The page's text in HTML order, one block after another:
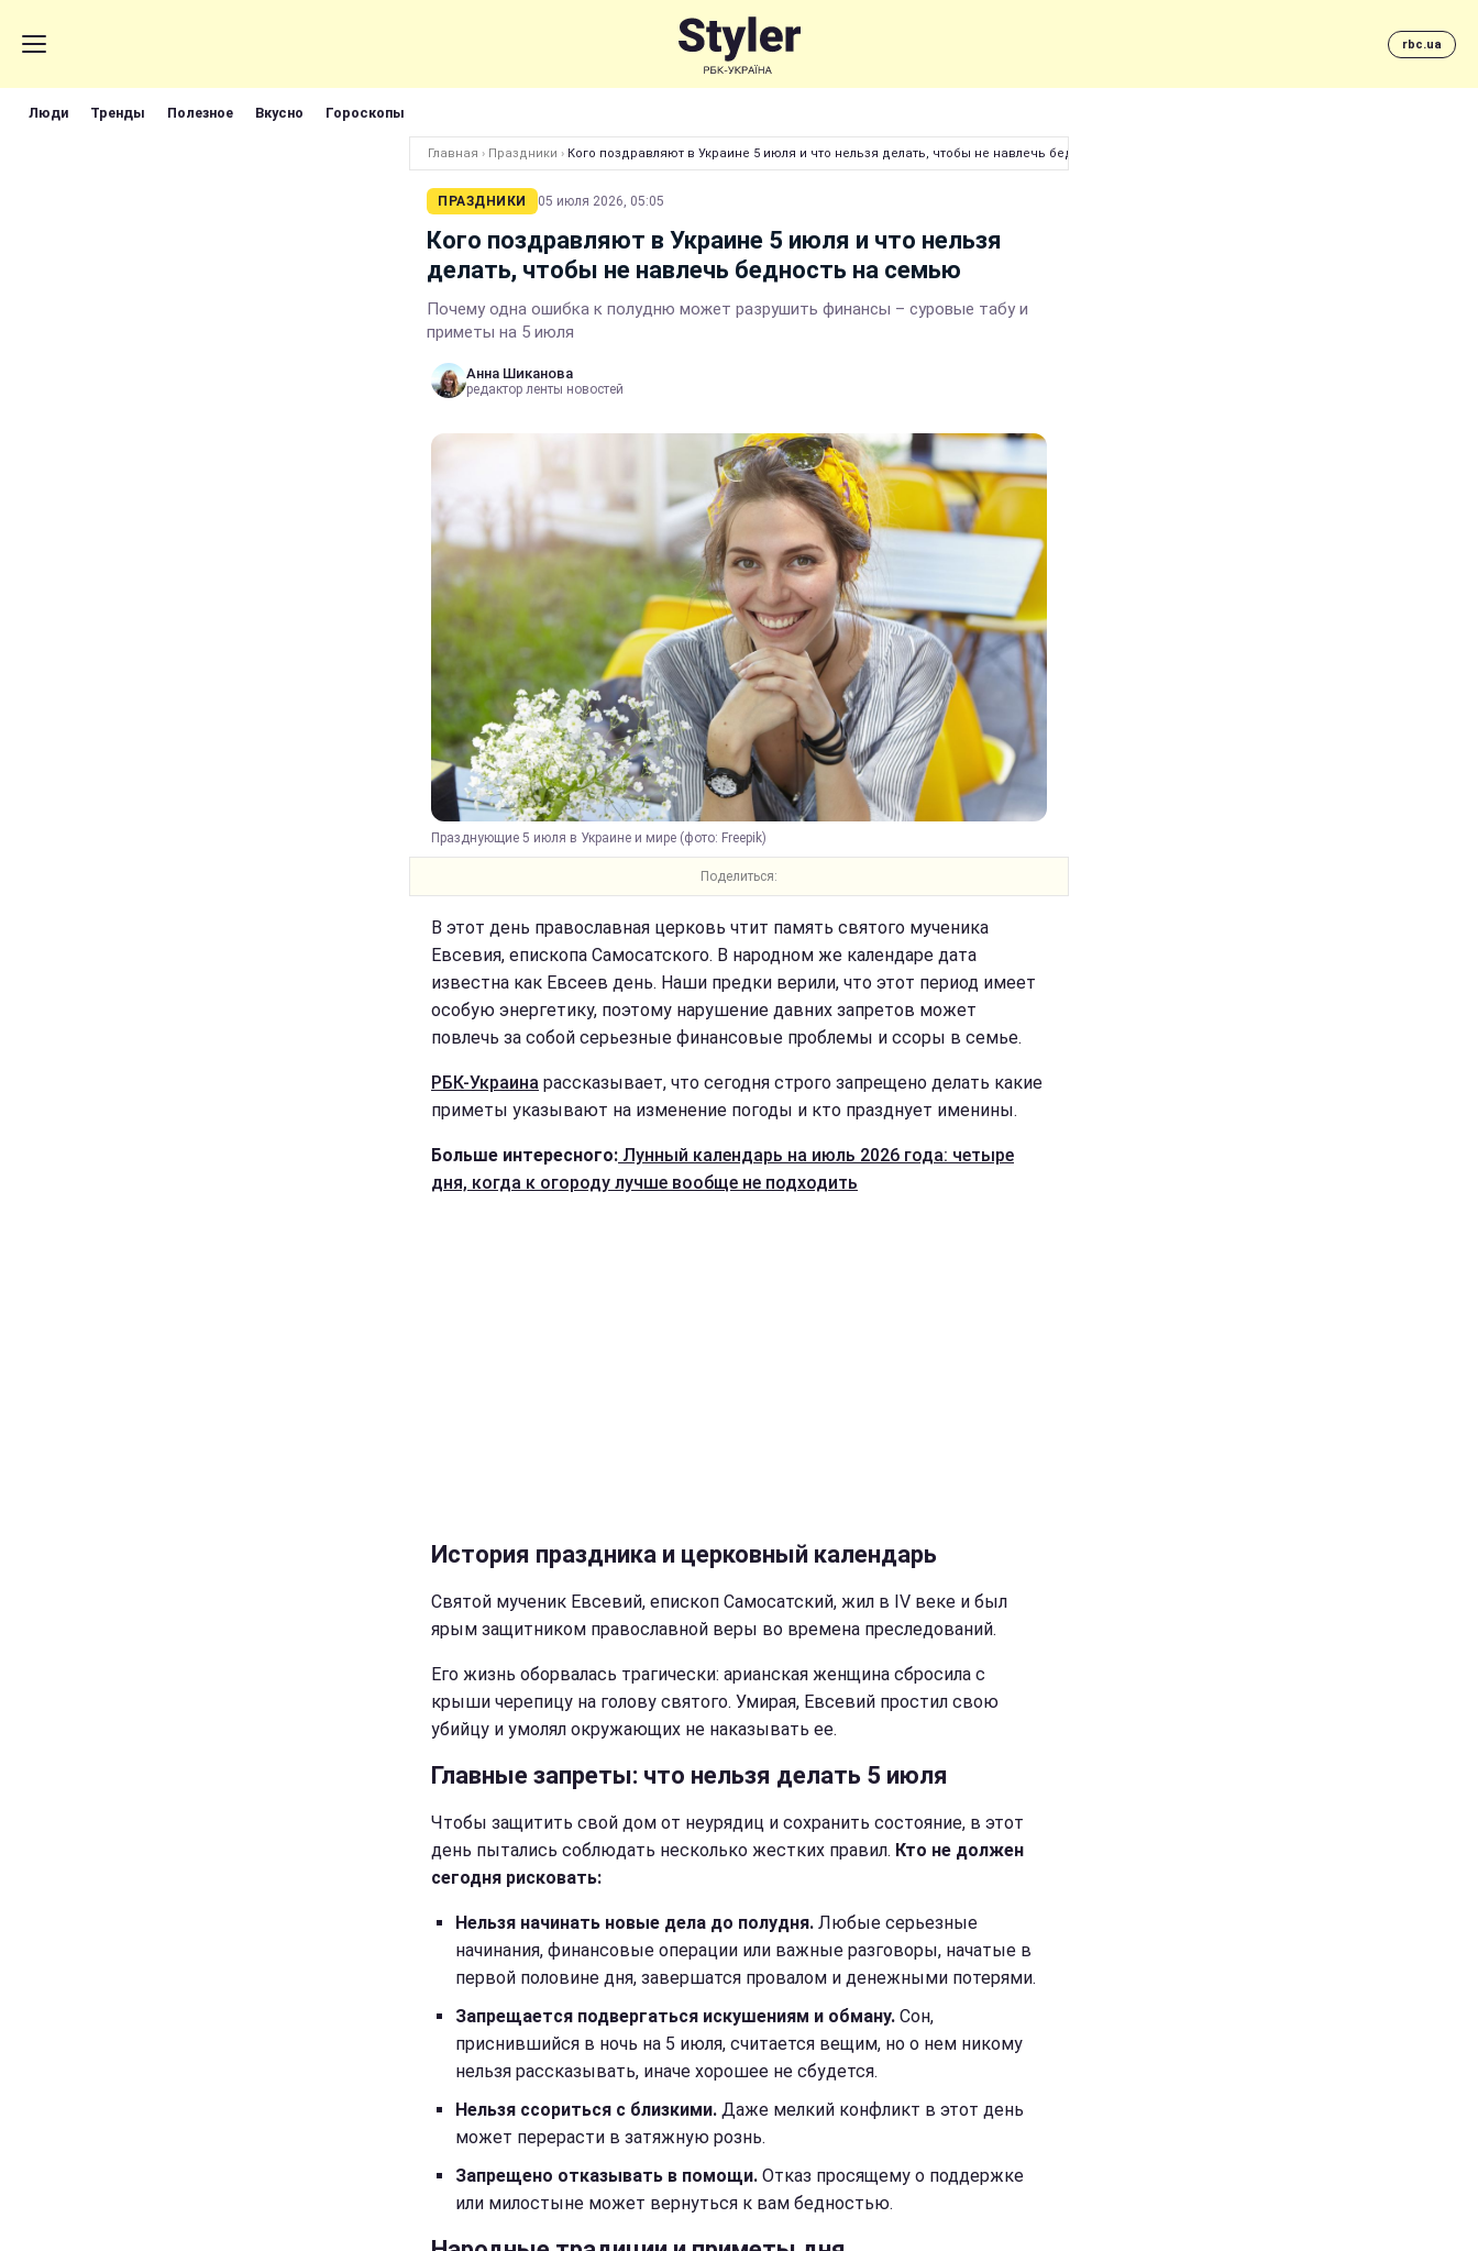
rbc.ua
Люди Тренды Полезное Вкусно Гороскопы
Главная › Праздники › Кого поздравляют в Украине 5 июля и что нельзя делать, чтобы не навлечь бедность на семью
ПРАЗДНИКИ 05 июля 2026, 05:05
Кого поздравляют в Украине 5 июля и что нельзя
делать, чтобы не навлечь бедность на семью
Почему одна ошибка к полудню может разрушить финансы – суровые табу и
приметы на 5 июля
Анна Шиканова
редактор ленты новостей
Празднующие 5 июля в Украине и мире (фото: Freepik)
Поделиться:
В этот день православная церковь чтит память святого мученика
Евсевия, епископа Самосатского. В народном же календаре дата
известна как Евсеев день. Наши предки верили, что этот период имеет
особую энергетику, поэтому нарушение давних запретов может
повлечь за собой серьезные финансовые проблемы и ссоры в семье.
РБК-Украина рассказывает, что сегодня строго запрещено делать какие
приметы указывают на изменение погоды и кто празднует именины.
Больше интересного: Лунный календарь на июль 2026 года: четыре
дня, когда к огороду лучше вообще не подходить
История праздника и церковный календарь
Святой мученик Евсевий, епископ Самосатский, жил в IV веке и был
ярым защитником православной веры во времена преследований.
Его жизнь оборвалась трагически: арианская женщина сбросила с
крыши черепицу на голову святого. Умирая, Евсевий простил свою
убийцу и умолял окружающих не наказывать ее.
Главные запреты: что нельзя делать 5 июля
Чтобы защитить свой дом от неурядиц и сохранить состояние, в этот
день пытались соблюдать несколько жестких правил. Кто не должен
сегодня рисковать:
Нельзя начинать новые дела до полудня. Любые серьезные
начинания, финансовые операции или важные разговоры, начатые в
первой половине дня, завершатся провалом и денежными потерями.
Запрещается подвергаться искушениям и обману. Сон,
приснившийся в ночь на 5 июля, считается вещим, но о нем никому
нельзя рассказывать, иначе хорошее не сбудется.
Нельзя ссориться с близкими. Даже мелкий конфликт в этот день
может перерасти в затяжную рознь.
Запрещено отказывать в помощи. Отказ просящему о поддержке
или милостыне может вернуться к вам бедностью.